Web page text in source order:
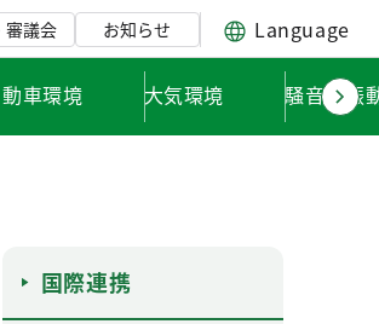
審議会 お知らせ Language
車環境 大気環境 騒音・振
国際連携